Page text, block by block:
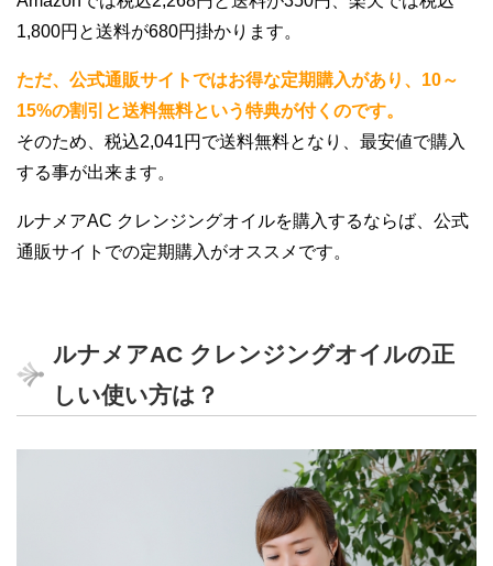
1,800円と送料が680円掛かります。
ただ、公式通販サイトではお得な定期購入があり、10～
15%の割引と送料無料という特典が付くのです。
そのため、税込2,041円で送料無料となり、最安値で購入
する事が出来ます。
ルナメアAC クレンジングオイルを購入するならば、公式
通販サイトでの定期購入がオススメです。
ルナメアAC クレンジングオイルの正
しい使い方は？